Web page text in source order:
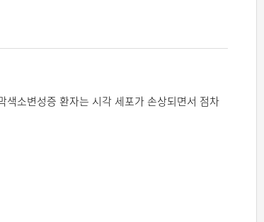
소변성증 환자는 시각 세포가 손상되면서 점차